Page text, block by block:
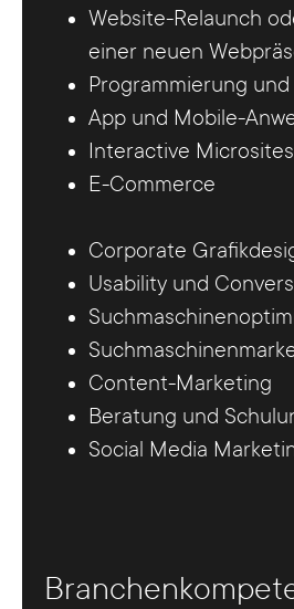
Website-Relaunch
einer neuen
Programmierung
App und Mobile-
Interactive Microsites
E-Commerce
Corporate
Usability und
Content-Marketing
Beratung und
Social Media